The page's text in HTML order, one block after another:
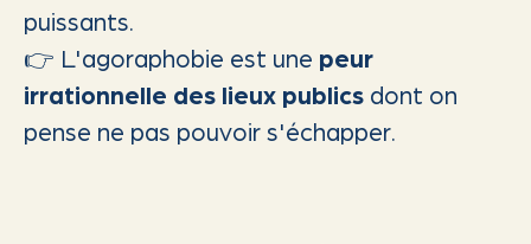
puissants.
👉 L'agoraphobie est une peur
irrationnelle des lieux publics dont on
pense ne pas pouvoir s'échapper.